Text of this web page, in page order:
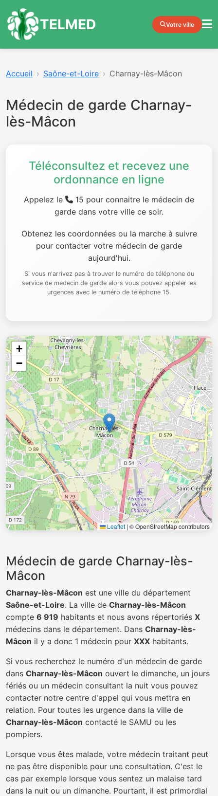
TELMED Votre ville
Accueil Saône-et-Loire Charnay-lès-Mâcon
Médecin de garde Charnay-
lès-Mâcon
Téléconsultez et recevez une
ordonnance en ligne
Appelez le
15 pour connaitre le médecin de
garde dans votre ville ce soir.
Obtenez les coordonnées ou la marche à suivre
pour contacter votre médecin de garde
aujourd'hui.
Si vous n'arrivez pas à trouver le numéro de téléphone du
service de medecin de garde alors vous pouvez appeler les
urgences avec le numéro de téléphone 15.
+
−
Leaflet | © OpenStreetMap contributors
Médecin de garde Charnay-lès-
Mâcon
Charnay-lès-Mâcon est une ville du département
Saône-et-Loire. La ville de Charnay-lès-Mâcon
compte 6 919 habitants et nous avons répertoriés X
médecins dans le département. Dans Charnay-lès-
Mâcon il y a donc 1 médecin pour XXX habitants.
Si vous recherchez le numéro d'un médecin de garde
dans Charnay-lès-Mâcon ouvert le dimanche, un jours
fériés ou un médecin consultant la nuit vous pouvez
contacter notre centre d'appel qui vous mettra en
relation. Pour toutes les urgence dans la ville de
Charnay-lès-Mâcon contacté le SAMU ou les
pompiers.
Lorsque vous êtes malade, votre médecin traitant peut
ne pas être disponible pour une consultation. C'est le
cas par exemple lorsque vous sentez un malaise tard
dans la nuit ou un dimanche. Pourtant, il est primordial